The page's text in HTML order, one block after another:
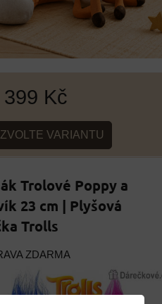
Kč
VARIANTU
Trolové Poppy a
23 cm | Plyšová
Trolls
ZDARMA